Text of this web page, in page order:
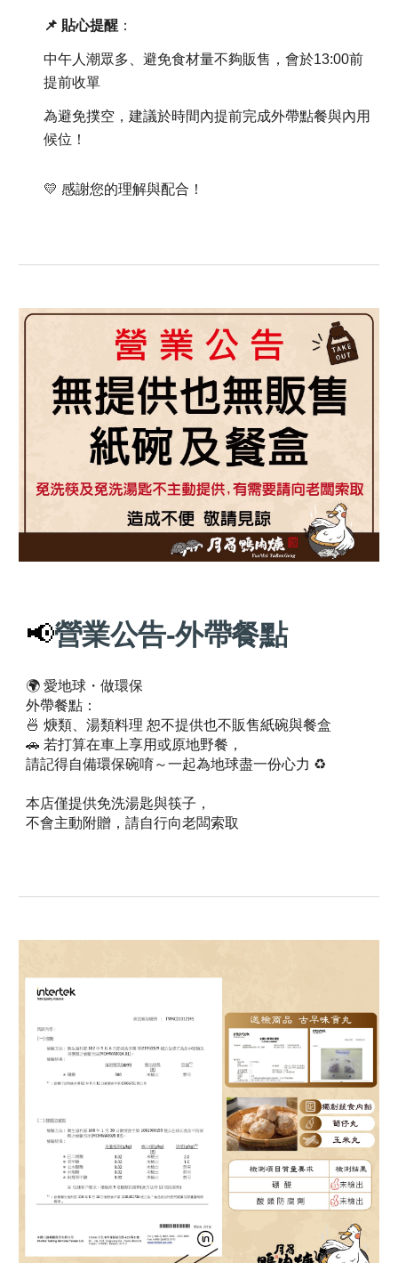
📌 貼心提醒 ：
中午人潮眾多、避免食材量不夠販售，會於13:00前
提前收單
為避免撲空，建議於時間內提前完成外帶點餐與內用
候位！
💛 感謝您的理解與配合！
📢營業公告-外帶餐點
🌍 愛地球・做環保
外帶餐點：
🍜 焿類、湯類料理 恕不提供也不販售紙碗與餐盒
🚗 若打算在車上享用或原地野餐，
請記得自備環保碗唷～一起為地球盡一份心力 ♻️
本店僅提供免洗湯匙與筷子，
不會主動附贈，請自行向老闆索取